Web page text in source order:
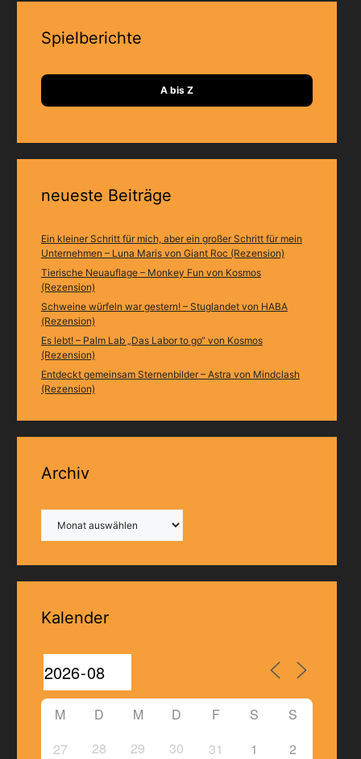
Spielberichte
A bis Z
neueste Beiträge
Ein kleiner Schritt für mich, aber ein großer Schritt für mein
Unternehmen – Luna Maris von Giant Roc (Rezension)
Tierische Neuauflage – Monkey Fun von Kosmos
(Rezension)
Schweine würfeln war gestern! – Stuglandet von HABA
(Rezension)
Es lebt! – Palm Lab „Das Labor to go“ von Kosmos
(Rezension)
Entdeckt gemeinsam Sternenbilder – Astra von Mindclash
(Rezension)
Archiv
Kalender
M D M D F S
S
27
28 29 30 31 1 2